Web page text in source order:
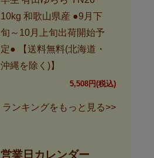
10kg 和歌山県産 ●9月下
旬～10月上旬出荷開始予
定● 【送料無料(北海道・
沖縄を除く)】
5,508円(税込)
ランキングをもっと見る>>
営業日カレンダー